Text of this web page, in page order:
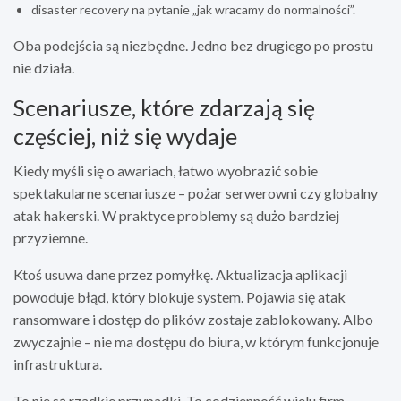
disaster recovery na pytanie „jak wracamy do normalności”.
Oba podejścia są niezbędne. Jedno bez drugiego po prostu
nie działa.
Scenariusze, które zdarzają się
częściej, niż się wydaje
Kiedy myśli się o awariach, łatwo wyobrazić sobie
spektakularne scenariusze – pożar serwerowni czy globalny
atak hakerski. W praktyce problemy są dużo bardziej
przyziemne.
Ktoś usuwa dane przez pomyłkę. Aktualizacja aplikacji
powoduje błąd, który blokuje system. Pojawia się atak
ransomware i dostęp do plików zostaje zablokowany. Albo
zwyczajnie – nie ma dostępu do biura, w którym funkcjonuje
infrastruktura.